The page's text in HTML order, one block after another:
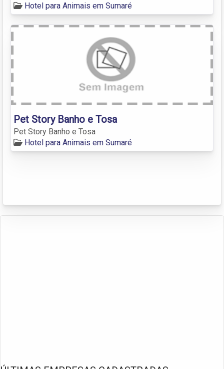
Hotel para Animais em Sumaré
Pet Story Banho e Tosa
Pet Story Banho e Tosa
Hotel para Animais em Sumaré